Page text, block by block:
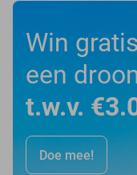
Win
een
t.w.v.
Doe mee!